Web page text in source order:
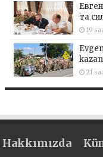
та
19
21
Hakkımızda